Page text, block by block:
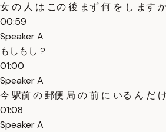
女 の 人 は この 後 まず 何 を し ます
00:59
Speaker A
もしもし ?
01:00
Speaker A
今 駅前 の 郵便 局 の 前 に いる ん だ
01:08
Speaker A